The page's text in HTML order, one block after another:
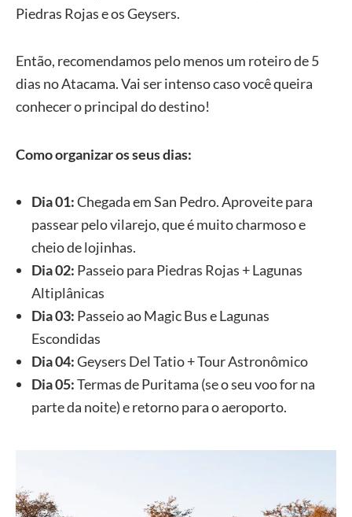
Piedras Rojas e os Geysers.
Então, recomendamos pelo menos um roteiro de 5
dias no Atacama. Vai ser intenso caso você queira
conhecer o principal do destino!
Como organizar os seus dias:
Dia 01:Chegada em San Pedro. Aproveite para
passear pelo vilarejo, que é muito charmoso e
cheio de lojinhas.
Dia 02: Passeio para Piedras Rojas + Lagunas
Altiplânicas
Dia 03: Passeio ao Magic Bus e Lagunas
Escondidas
Dia 04:Geysers Del Tatio + Tour Astronômico
Dia 05:Termas de Puritama (se o seu voo for na
parte da noite) e retorno para o aeroporto.